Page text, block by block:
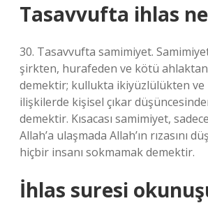
Tasavvufta ihlas
30. Tasavvufta samimiyet.
şirkten, hurafeden ve kötü
demektir; kullukta ikiyüzlülükten ve
ilişkilerde kişisel çıkar
demektir. Kısacası samimiyet, sadece
Allah’a ulaşmada Allah’ın rızasını
hiçbir insanı sokmamak demektir.
İhlas suresi